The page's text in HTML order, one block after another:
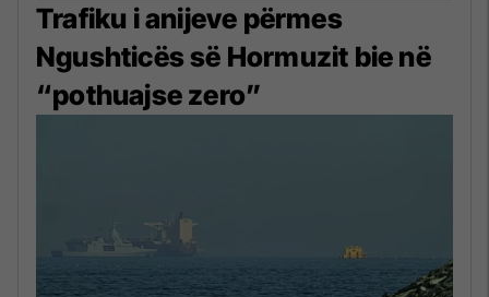
Trafiku i anijeve përmes
Ngushticës së Hormuzit bie në
“pothuajse zero”